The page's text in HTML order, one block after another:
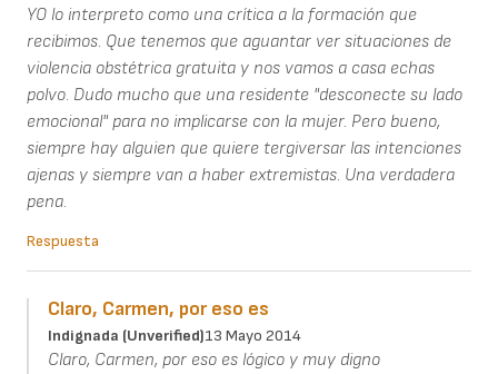
YO lo interpreto como una crítica a la formación que
recibimos. Que tenemos que aguantar ver situaciones de
violencia obstétrica gratuita y nos vamos a casa echas
polvo. Dudo mucho que una residente "desconecte su lado
emocional" para no implicarse con la mujer. Pero bueno,
siempre hay alguien que quiere tergiversar las intenciones
ajenas y siempre van a haber extremistas. Una verdadera
pena.
Respuesta
Claro, Carmen, por eso es
Indignada (unverified)13 Mayo 2014
Claro, Carmen, por eso es lógico y muy digno